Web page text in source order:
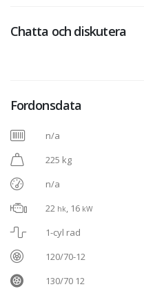
Chatta och diskutera
Fordonsdata
n/a
225 kg
n/a
22 hk, 16 kW
1-cyl rad
120/70-12
130/70 12